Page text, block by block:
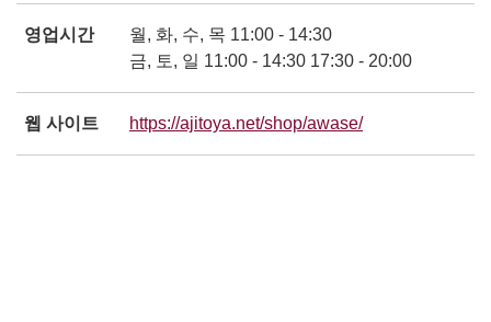
영업시간
월, 화, 수, 목 11:00 - 14:30
금, 토, 일 11:00 - 14:30 17:30 - 20:00
웹 사이트 https://ajitoya.net/shop/awase/別ウィンドウで